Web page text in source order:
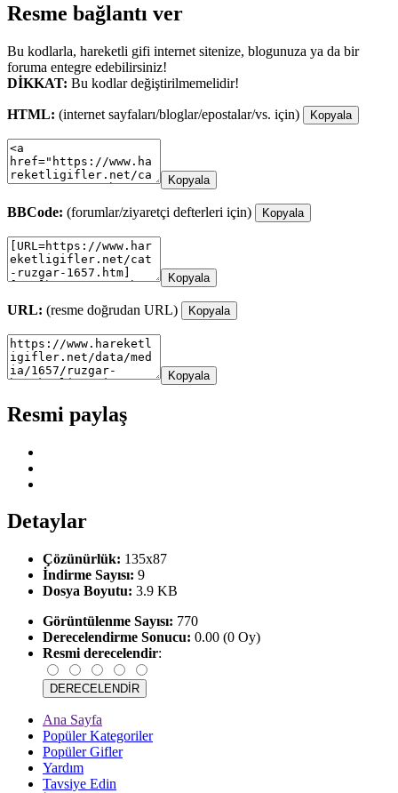
Resme bağlantı ver
Bu kodlarla, hareketli gifi internet sitenize, blogunuza ya da bir
foruma entegre edebilirsiniz!
DİKKAT: Bu kodlar değiştirilmemelidir!
HTML: (internet sayfaları/bloglar/epostalar/vs. için) Kopyala
Kopyala
BBCode: (forumlar/ziyaretçi defterleri için) Kopyala
Kopyala
URL: (resme doğrudan URL) Kopyala
Kopyala
Resmi paylaş
Detaylar
Çözünürlük: 135x87
İndirme Sayısı: 9
Dosya Boyutu: 3.9 KB
Görüntülenme Sayısı: 770
Derecelendirme Sonucu: 0.00 (0 Oy)
Resmi derecelendir:
Ana Sayfa
Popüler Kategoriler
Popüler Gifler
Yardım
Tavsiye Edin